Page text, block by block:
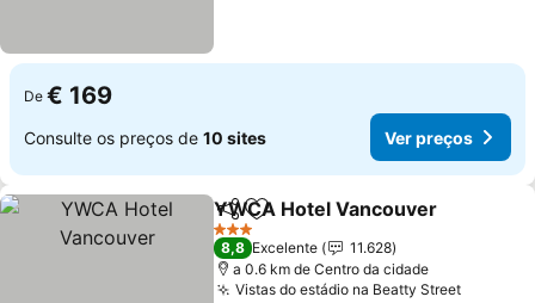
De € 169
Consulte os preços de 10 sites Ver preços
PartilharAdicionar aos favoritos
YWCA Hotel Vancouver
3 Estrelas
8,8 Excelente
11.628
a 0.6 km de Centro da cidade
Vistas do estádio na Beatty Street